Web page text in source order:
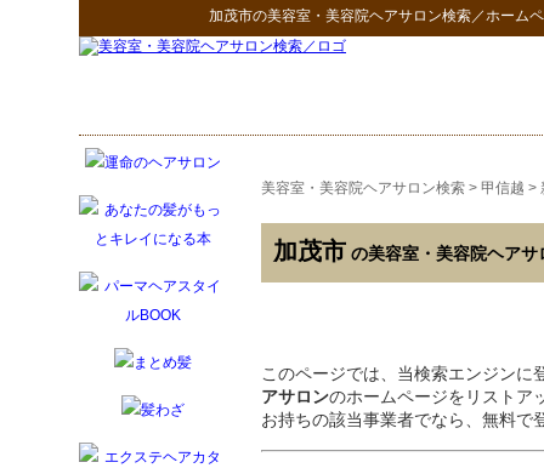
加茂市の美容室・美容院ヘアサロン検索／ホーム
美容室・美容院ヘアサロン検索 > 甲信越 >
加茂市 の美容室・美容院ヘアサ
このページでは、当検索エンジンに
アサロンのホームページをリスト
お持ちの該当事業者でなら、無料で